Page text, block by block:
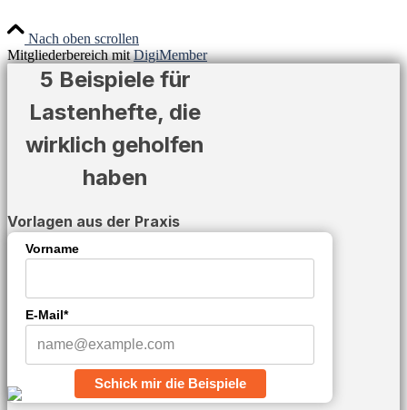
Nach oben scrollen
Mitgliederbereich mitDigiMember
5 Beispiele für
Lastenhefte, die
wirklich geholfen
haben
Vorlagen aus der Praxis
Vorname
E-Mail*
Schick mir die Beispiele